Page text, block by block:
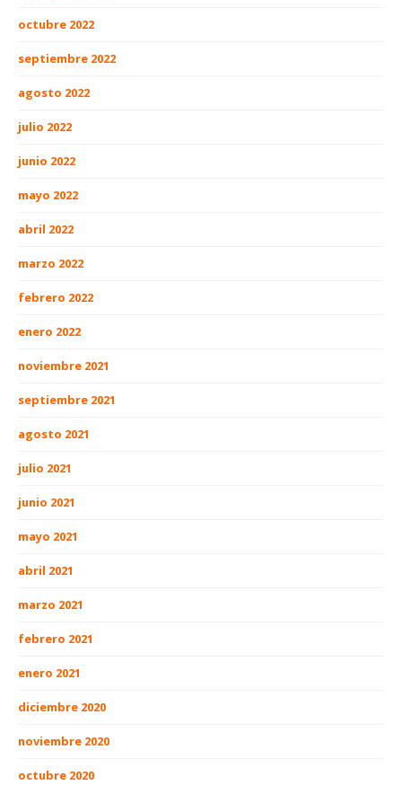
octubre 2022
septiembre 2022
agosto 2022
julio 2022
junio 2022
mayo 2022
abril 2022
marzo 2022
febrero 2022
enero 2022
noviembre 2021
septiembre 2021
agosto 2021
julio 2021
junio 2021
mayo 2021
abril 2021
marzo 2021
febrero 2021
enero 2021
diciembre 2020
noviembre 2020
octubre 2020